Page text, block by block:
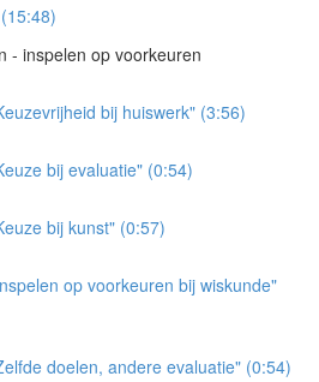
- inspelen op voorkeuren
bij huiswerk" (3:56)
bij evaluatie" (0:54)
bij kunst" (0:57)
op voorkeuren bij wiskunde"
doelen, andere evaluatie" (0:54)